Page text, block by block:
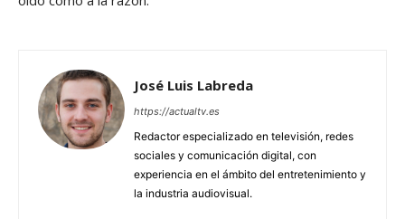
José Luis Labreda
https://actualtv.es
Redactor especializado en televisión, redes
sociales y comunicación digital, con
experiencia en el ámbito del entretenimiento y
la industria audiovisual.